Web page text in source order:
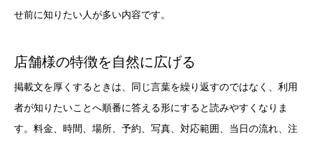
せ前に知りたい人が多い内容です。
店舗様の特徴を自然に広げる
掲載文を厚くするときは、同じ言葉を繰り返すのではなく、利用
者が知りたいことへ順番に答える形にすると読みやすくなりま
す。料金、時間、場所、予約、写真、対応範囲、当日の流れ、注